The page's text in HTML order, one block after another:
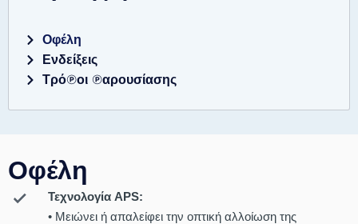
Οφέλη
Ενδείξεις
Τρόποι παρουσίασης
Οφέλη
Τεχνολογία APS:
• Μειώνει ή απαλείφει την οπτική αλλοίωση της